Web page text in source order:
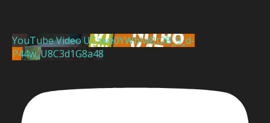
YouTube Video UCzwe0YWblwBt2B_9_d-
P44w_U8C3d1G8a48